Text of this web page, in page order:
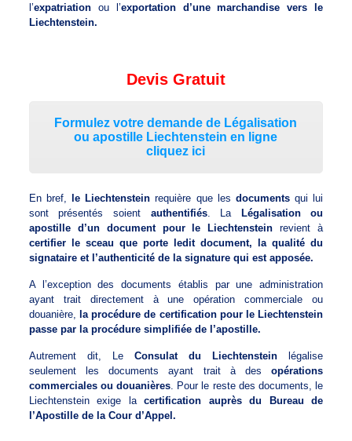
l’expatriationou l’exportation d’une marchandise vers le
Liechtenstein.
Devis Gratuit
Formulez votre demande de Légalisation
ou apostille Liechtenstein en ligne
cliquez ici
En bref, le Liechtenstein requière que les documentsqui lui
sont présentés soient authentifiés. La
Légalisation ou
apostille d’un document pour le Liechtenstein revient à
certifier le sceau que porte ledit document, la qualité du
signataire et l’authenticité de la signature qui est apposée.
A l’exception des documents établis par une administration
ayant trait directement à une opération commerciale ou
douanière,
la procédure de certification pour le Liechtenstein
passe par la procédure simplifiée de l’apostille.
Autrement dit, Le Consulat du Liechtenstein légalise
seulement les documents ayant trait à desopérations
commerciales ou douanières . Pour le reste des documents, le
Liechtenstein exige lacertification auprès du Bureau de
l’Apostille de la Cour d’Appel.